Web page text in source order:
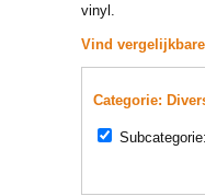
vinyl.
Vind
Categorie: